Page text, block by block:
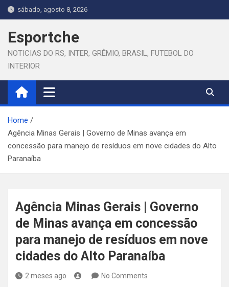
Skip
to
content
sábado, agosto 8, 2026
Esportche
NOTICIAS DO RS, INTER, GRÊMIO, BRASIL, FUTEBOL DO
INTERIOR
Home
Agência Minas Gerais | Governo de Minas avança em
concessão para manejo de resíduos em nove cidades do Alto
Paranaíba
Agência Minas Gerais | Governo
de Minas avança em concessão
para manejo de resíduos em nove
cidades do Alto Paranaíba
2 meses ago No Comments